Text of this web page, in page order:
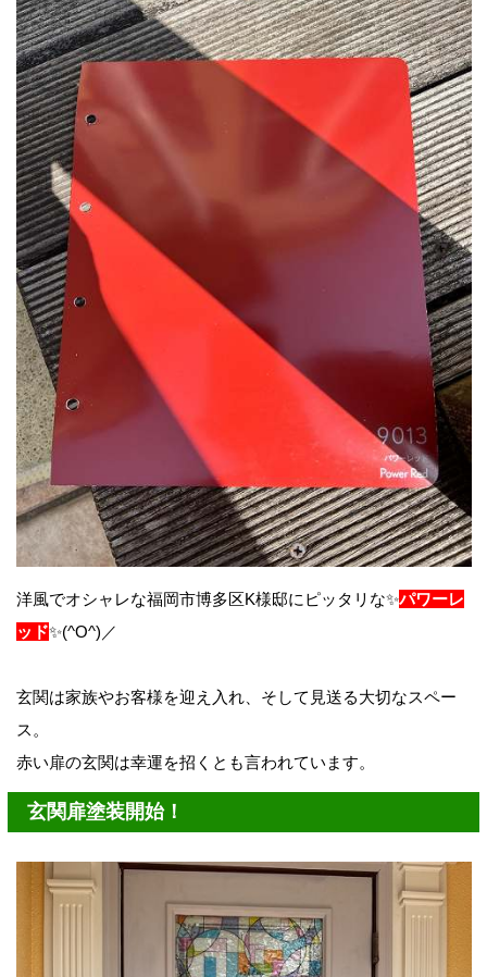
洋風でオシャレな福岡市博多区K様邸にピッタリな✨パワーレ
ッド✨(^O^)／
玄関は家族やお客様を迎え入れ、そして見送る大切なスペー
ス。
赤い扉の玄関は幸運を招くとも言われています。
玄関扉塗装開始！